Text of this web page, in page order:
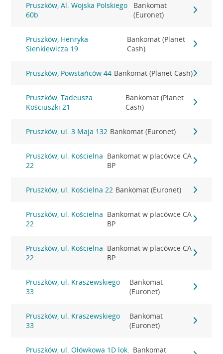
Pruszków, Al. Wojska Polskiego
60b
Bankomat
(Euronet)
Pruszków, Henryka
Sienkiewicza 19
Bankomat (Planet
Cash)
Pruszków, Powstańców 44 Bankomat (Planet Cash)
Pruszków, Tadeusza
Kościuszki 21
Bankomat (Planet
Cash)
Pruszków, ul. 3 Maja 132 Bankomat (Euronet)
Pruszków, ul. Kościelna
22
Bankomat w placówce CA
BP
Pruszków, ul. Kościelna 22 Bankomat (Euronet)
Pruszków, ul. Kościelna
22
Bankomat w placówce CA
BP
Pruszków, ul. Kościelna
22
Bankomat w placówce CA
BP
Pruszków, ul. Kraszewskiego
33
Bankomat
(Euronet)
Pruszków, ul. Kraszewskiego
33
Bankomat
(Euronet)
Pruszków, ul. Ołówkowa 1D lok. Bankomat